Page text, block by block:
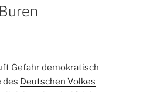
Gefahr demokratisch
des Deutschen Volkes